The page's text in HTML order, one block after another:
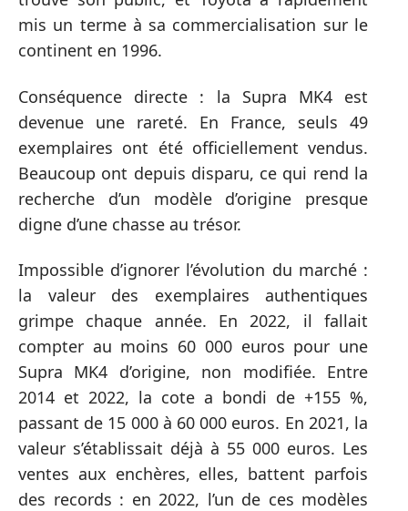
mis un terme à sa commercialisation sur le
continent en 1996.
Conséquence directe : la Supra MK4 est
devenue une rareté. En France, seuls 49
exemplaires ont été officiellement vendus.
Beaucoup ont depuis disparu, ce qui rend la
recherche d’un modèle d’origine presque
digne d’une chasse au trésor.
Impossible d’ignorer l’évolution du marché :
la valeur des exemplaires authentiques
grimpe chaque année. En 2022, il fallait
compter au moins 60 000 euros pour une
Supra MK4 d’origine, non modifiée. Entre
2014 et 2022, la cote a bondi de +155 %,
passant de 15 000 à 60 000 euros. En 2021, la
valeur s’établissait déjà à 55 000 euros. Les
ventes aux enchères, elles, battent parfois
des records : en 2022, l’un de ces modèles